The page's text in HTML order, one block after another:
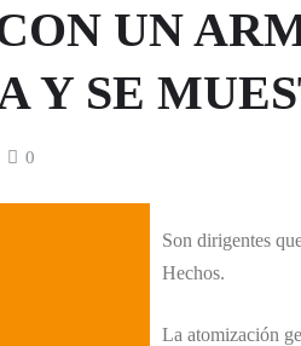
UN
Y SE
0
Son dirigentes
Hechos.
La atomización